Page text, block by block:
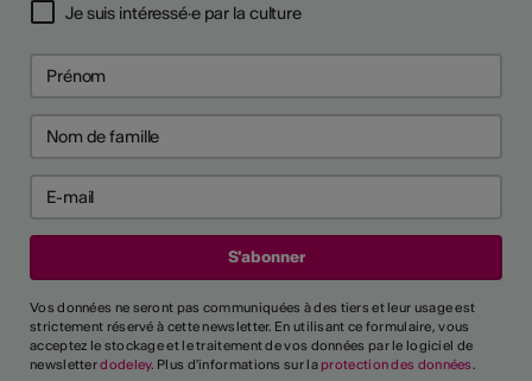
Je suis intéressé·e par la culture
Vos données ne seront pas communiquées à des tiers et leur usage est
strictement réservé à cette newsletter. En utilisant ce formulaire, vous
acceptez le stockage et le traitement de vos données par le logiciel de
newsletterdodeley. Plus d'informations sur la protection des données.